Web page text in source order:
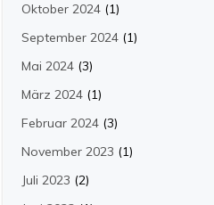
Oktober 2024 (1)
September 2024 (1)
Mai 2024 (3)
März 2024 (1)
Februar 2024 (3)
November 2023 (1)
Juli 2023 (2)